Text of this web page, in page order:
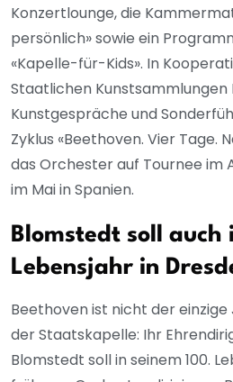
Konzertlounge, die
persönlich» sowie ein
«Kapelle-für-Kids». In
Staatlichen Kunstsammlungen
Kunstgespräche und
Zyklus «Beethoven. Vier Tage.
das Orchester auf Tournee im
im Mai in Spanien.
Blomstedt soll auch
Lebensjahr in
Beethoven ist nicht der
der Staatskapelle: Ihr
Blomstedt soll in seinem 100.